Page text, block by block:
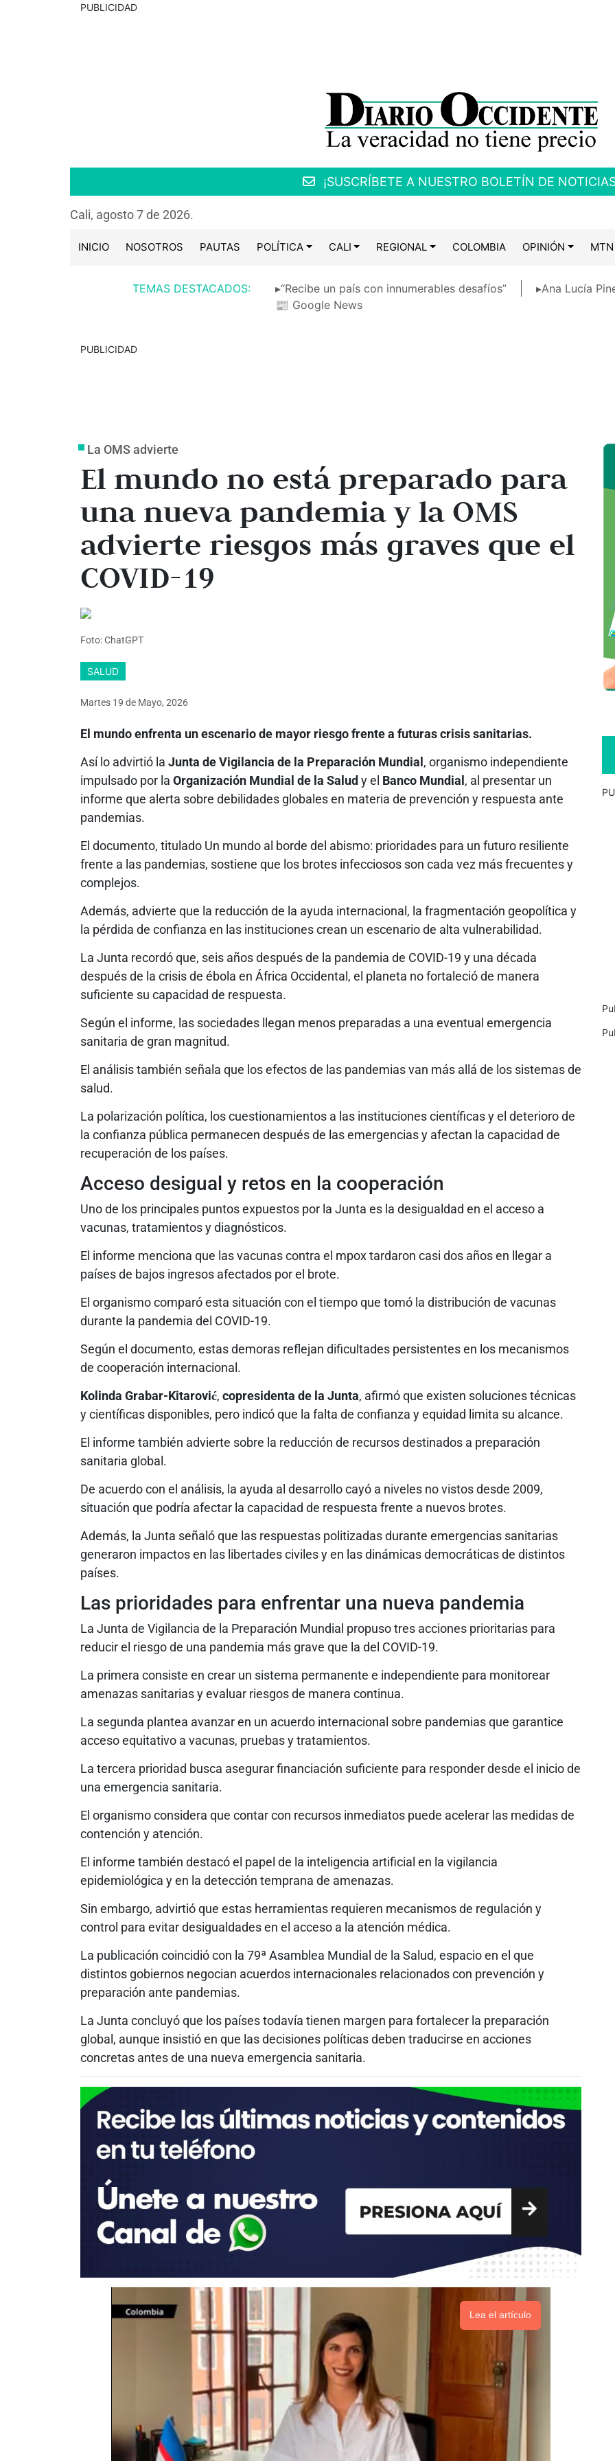
PUBLICIDAD
¡SUSCRÍBETE A NUESTRO BOLETÍN DE
Cali, agosto 7 de 2026.
INICIO NOSOTROS PAUTAS POLÍTICA CALI REGIONAL COLOMBIA OPINIÓN MTN
TEMAS DESTACADOS: ▸“Recibe un país con innumerables desafíos”
▸Ana Lucía
📰 Google News
PUBLICIDAD
La OMS advierte
El mundo no está preparado para
una nueva pandemia y la OMS
advierte riesgos más graves que el
COVID-19
Foto: ChatGPT
SALUD
Martes 19 de Mayo, 2026
El mundo enfrenta un escenario de mayor riesgo frente a futuras crisis sanitarias.
Así lo advirtió la Junta de Vigilancia de la Preparación Mundial, organismo independiente
impulsado por la Organización Mundial de la Saludy el Banco Mundial, al presentar un
informe que alerta sobre debilidades globales en materia de prevención y respuesta ante
pandemias.
El documento, titulado Un mundo al borde del abismo: prioridades para un futuro resiliente
frente a las pandemias, sostiene que los brotes infecciosos son cada vez más frecuentes y
complejos.
Además, advierte que la reducción de la ayuda internacional, la fragmentación geopolítica y
la pérdida de confianza en las instituciones crean un escenario de alta vulnerabilidad.
La Junta recordó que, seis años después de la pandemia de COVID-19 y una década
después de la crisis de ébola en África Occidental, el planeta no fortaleció de manera
suficiente su capacidad de respuesta.
Según el informe, las sociedades llegan menos preparadas a una eventual emergencia
sanitaria de gran magnitud.
El análisis también señala que los efectos de las pandemias van más allá de los sistemas de
salud.
La polarización política, los cuestionamientos a las instituciones científicas y el deterioro de
la confianza pública permanecen después de las emergencias y afectan la capacidad de
recuperación de los países.
Acceso desigual y retos en la cooperación
Uno de los principales puntos expuestos por la Junta es la desigualdad en el acceso a
vacunas, tratamientos y diagnósticos.
El informe menciona que las vacunas contra el mpox tardaron casi dos años en llegar a
países de bajos ingresos afectados por el brote.
El organismo comparó esta situación con el tiempo que tomó la distribución de vacunas
durante la pandemia del COVID-19.
Según el documento, estas demoras reflejan dificultades persistentes en los mecanismos
de cooperación internacional.
Kolinda Grabar-Kitarović, copresidenta de la Junta, afirmó que existen soluciones técnicas
y científicas disponibles, pero indicó que la falta de confianza y equidad limita su alcance.
El informe también advierte sobre la reducción de recursos destinados a preparación
sanitaria global.
De acuerdo con el análisis, la ayuda al desarrollo cayó a niveles no vistos desde 2009,
situación que podría afectar la capacidad de respuesta frente a nuevos brotes.
Además, la Junta señaló que las respuestas politizadas durante emergencias sanitarias
generaron impactos en las libertades civiles y en las dinámicas democráticas de distintos
países.
Las prioridades para enfrentar una nueva pandemia
La Junta de Vigilancia de la Preparación Mundial propuso tres acciones prioritarias para
reducir el riesgo de una pandemia más grave que la del COVID-19.
La primera consiste en crear un sistema permanente e independiente para monitorear
amenazas sanitarias y evaluar riesgos de manera continua.
La segunda plantea avanzar en un acuerdo internacional sobre pandemias que garantice
acceso equitativo a vacunas, pruebas y tratamientos.
La tercera prioridad busca asegurar financiación suficiente para responder desde el inicio de
una emergencia sanitaria.
El organismo considera que contar con recursos inmediatos puede acelerar las medidas de
contención y atención.
El informe también destacó el papel de la inteligencia artificial en la vigilancia
epidemiológica y en la detección temprana de amenazas.
Sin embargo, advirtió que estas herramientas requieren mecanismos de regulación y
control para evitar desigualdades en el acceso a la atención médica.
La publicación coincidió con la 79ª Asamblea Mundial de la Salud, espacio en el que
distintos gobiernos negocian acuerdos internacionales relacionados con prevención y
preparación ante pandemias.
La Junta concluyó que los países todavía tienen margen para fortalecer la preparación
global, aunque insistió en que las decisiones políticas deben traducirse en acciones
concretas antes de una nueva emergencia sanitaria.
Lea el artículo